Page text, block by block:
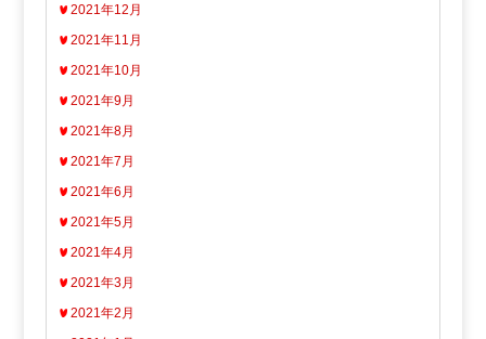
2021年12月
2021年11月
2021年10月
2021年9月
2021年8月
2021年7月
2021年6月
2021年5月
2021年4月
2021年3月
2021年2月